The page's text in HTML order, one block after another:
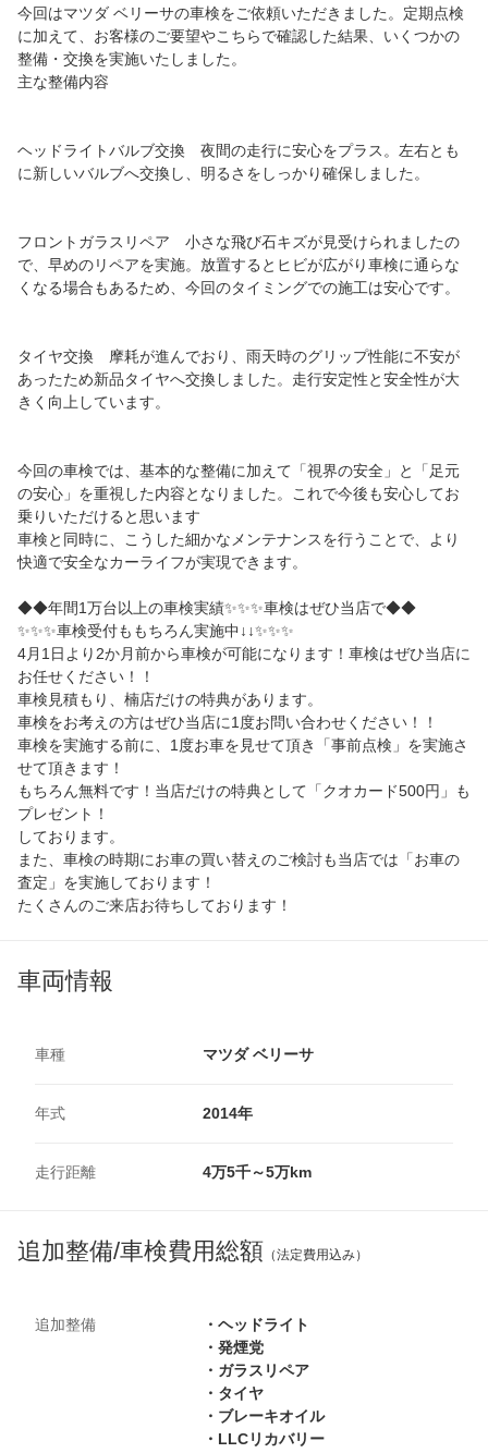
今回はマツダ ベリーサの車検をご依頼いただきました。定期点検
に加えて、お客様のご要望やこちらで確認した結果、いくつかの
整備・交換を実施いたしました。
主な整備内容
ヘッドライトバルブ交換 夜間の走行に安心をプラス。左右とも
に新しいバルブへ交換し、明るさをしっかり確保しました。
フロントガラスリペア 小さな飛び石キズが見受けられましたの
で、早めのリペアを実施。放置するとヒビが広がり車検に通らな
くなる場合もあるため、今回のタイミングでの施工は安心です。
タイヤ交換 摩耗が進んでおり、雨天時のグリップ性能に不安が
あったため新品タイヤへ交換しました。走行安定性と安全性が大
きく向上しています。
今回の車検では、基本的な整備に加えて「視界の安全」と「足元
の安心」を重視した内容となりました。これで今後も安心してお
乗りいただけると思います
車検と同時に、こうした細かなメンテナンスを行うことで、より
快適で安全なカーライフが実現できます。
◆◆年間1万台以上の車検実績✨✨✨車検はぜひ当店で◆◆
✨✨✨車検受付ももちろん実施中↓↓✨✨✨
4月1日より2か月前から車検が可能になります！車検はぜひ当店に
お任せください！！
車検見積もり、楠店だけの特典があります。
車検をお考えの方はぜひ当店に1度お問い合わせください！！
車検を実施する前に、1度お車を見せて頂き「事前点検」を実施さ
せて頂きます！
もちろん無料です！当店だけの特典として「クオカード500円」も
プレゼント！
しております。
また、車検の時期にお車の買い替えのご検討も当店では「お車の
査定」を実施しております！
たくさんのご来店お待ちしております！
車両情報
車種 マツダ ベリーサ
年式 2014年
走行距離 4万5千～5万km
追加整備/車検費用総額 （法定費用込み）
追加整備
・ヘッドライト
・発煙党
・ガラスリペア
・タイヤ
・ブレーキオイル
・LLCリカバリー